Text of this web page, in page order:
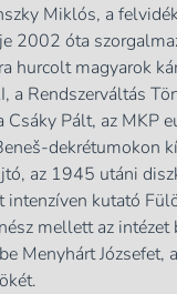
Miklós, a
2002 óta
hurcolt magyarok
a Rendszerváltás
Csáky Pált, az MKP
dekrétumokon
az 1945 utáni
intenzíven kutató
mellett az
Menyhárt Józsefet,